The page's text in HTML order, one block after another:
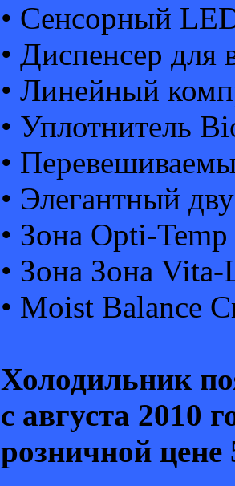
• Сенсорный
• Диспенсер для
• Линейный
• Уплотнитель
•
• Элегантный
• Зона Opti-Temp
• Зона Зона
• Moist Balance
Холодильник
с августа 2010
розничной цене